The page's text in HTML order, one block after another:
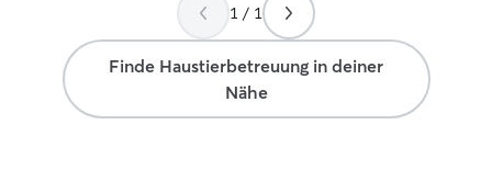
1 / 1
Finde Haustierbetreuung in deiner
Nähe